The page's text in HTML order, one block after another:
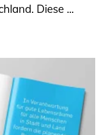
Diese ...